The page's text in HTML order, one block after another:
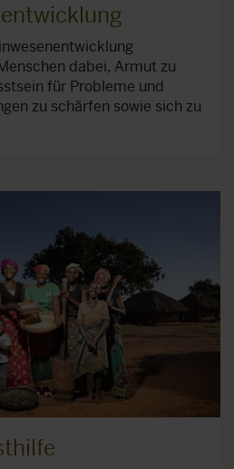
dabei, Armut zu
für Probleme und
zu schärfen sowie sich zu